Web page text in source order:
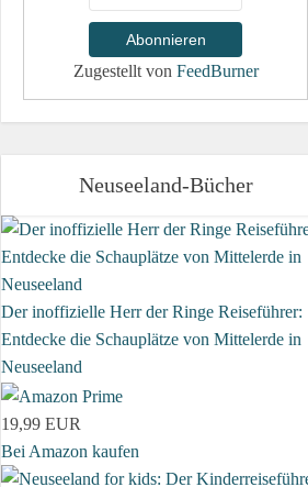
Zugestellt von FeedBurner
Neuseeland-Bücher
Der inoffizielle Herr der Ringe Reiseführer:
Entdecke die Schauplätze von Mittelerde in
Neuseeland
19,99 EUR
Bei Amazon kaufen